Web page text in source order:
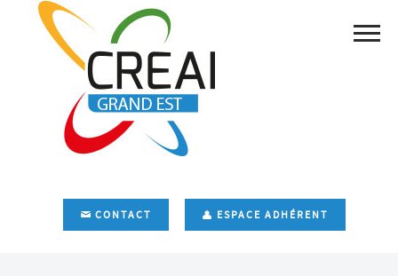
CONTACT ESPACE ADHÉRENT